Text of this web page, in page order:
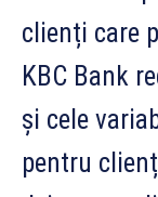
clienți care
KBC Bank
și cele
pentru